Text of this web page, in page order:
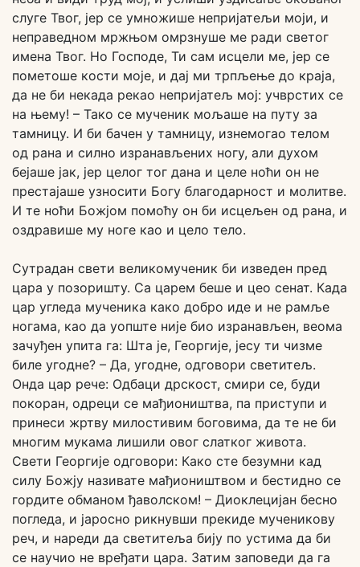
слуге Твог, јер се умножише непријатељи моји, и
неправедном мржњом омрзнуше ме ради светог
имена Твог. Но Господе, Ти сам исцели ме, јер се
пометоше кости моје, и дај ми трпљење до краја,
да не би некада рекао непријатељ мој: учврстих се
на њему! – Тако се мученик мољаше на путу за
тамницу. И би бачен у тамницу, изнемогао телом
од рана и силно изранављених ногу, али духом
бејаше јак, јер целог тог дана и целе ноћи он не
престајаше узносити Богу благодарност и молитве.
И те ноћи Божјом помоћу он би исцељен од рана, и
оздравише му ноге као и цело тело.
Сутрадан свети великомученик би изведен пред
цара у позоришту. Са царем беше и цео сенат. Када
цар угледа мученика како добро иде и не рамље
ногама, као да уопште није био изранављен, веома
зачуђен упита га: Шта је, Георгије, јесу ти чизме
биле угодне? – Да, угодне, одговори светитељ.
Онда цар рече: Одбаци дрскост, смири се, буди
покоран, одреци се мађиоништва, па приступи и
принеси жртву милостивим боговима, да те не би
многим мукама лишили овог слатког живота.
Свети Георгије одговори: Како сте безумни кад
силу Божју називате мађиоништвом и бестидно се
гордите обманом ђаволском! – Диоклецијан бесно
погледа, и јаросно рикнувши прекиде мученикову
реч, и нареди да светитеља бију по устима да би
се научио не вређати цара. Затим заповеди да га